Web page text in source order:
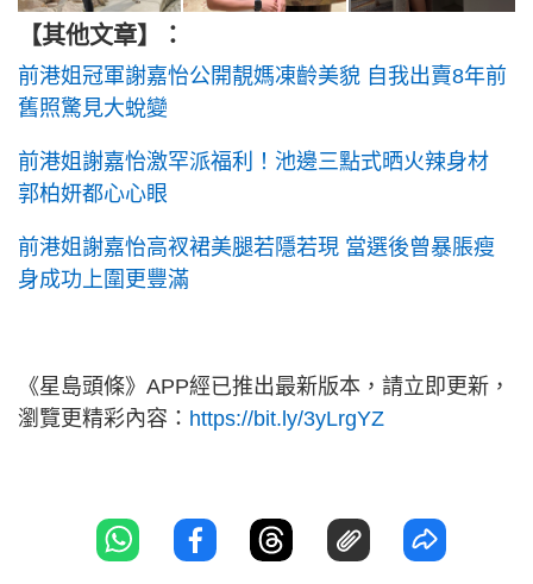
【其他文章】：
前港姐冠軍謝嘉怡公開靚媽凍齡美貌 自我出賣8年前
舊照驚見大蛻變
前港姐謝嘉怡激罕派福利！池邊三點式晒火辣身材
郭柏妍都心心眼
前港姐謝嘉怡高衩裙美腿若隱若現 當選後曾暴脹瘦
身成功上圍更豐滿
《星島頭條》APP經已推出最新版本，請立即更新，
瀏覽更精彩內容： https://bit.ly/3yLrgYZ